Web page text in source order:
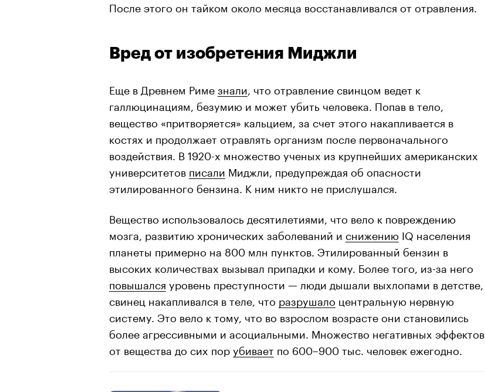
После этого он тайком около месяца восстанавливался от отравления.
Вред от изобретения Миджли
Еще в Древнем Римезнали , что отравление свинцом ведет к
галлюцинациям, безумию и может убить человека. Попав в тело,
вещество «притворяется» кальцием, за счет этого накапливается в
костях и продолжает отравлять организм после первоначального
воздействия. В 1920-х множество ученых из крупнейших американских
университетов писали Миджли, предупреждая об опасности
этилированного бензина. К ним никто не прислушался.
Вещество использовалось десятилетиями, что вело к повреждению
мозга, развитию хронических заболеваний и снижению IQ населения
планеты примерно на 800 млн пунктов. Этилированный бензин в
высоких количествах вызывал припадки и кому. Более того, из-за него
повышался уровень преступности — люди дышали выхлопами в детстве,
свинец накапливался в теле, что разрушало центральную нервную
систему. Это вело к тому, что во взрослом возрасте они становились
более агрессивными и асоциальными. Множество негативных эффектов
от вещества до сих порубивает по 600–900 тыс. человек ежегодно.